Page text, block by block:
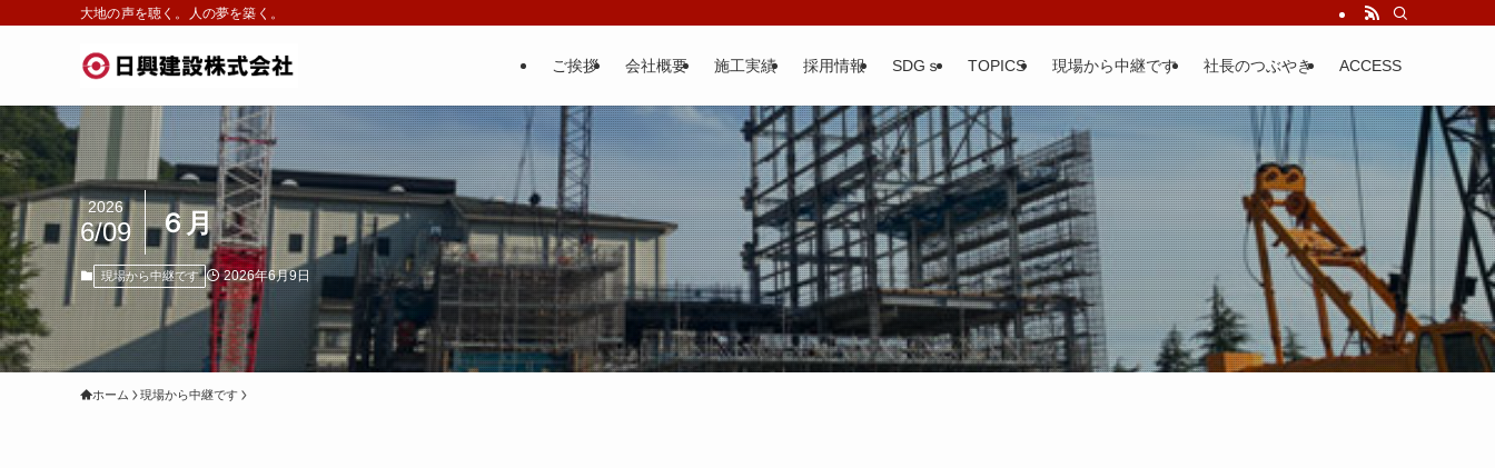
大地の声を聴く。人の夢を築く。
ご挨拶 会社概要 施工実績 採用情報 SDGｓ TOPICS 現場から中継です 社長のつぶやき ACCESS
６月
2026
6/09
現場から中継です 2026年6月9日
ホーム 現場から中継です